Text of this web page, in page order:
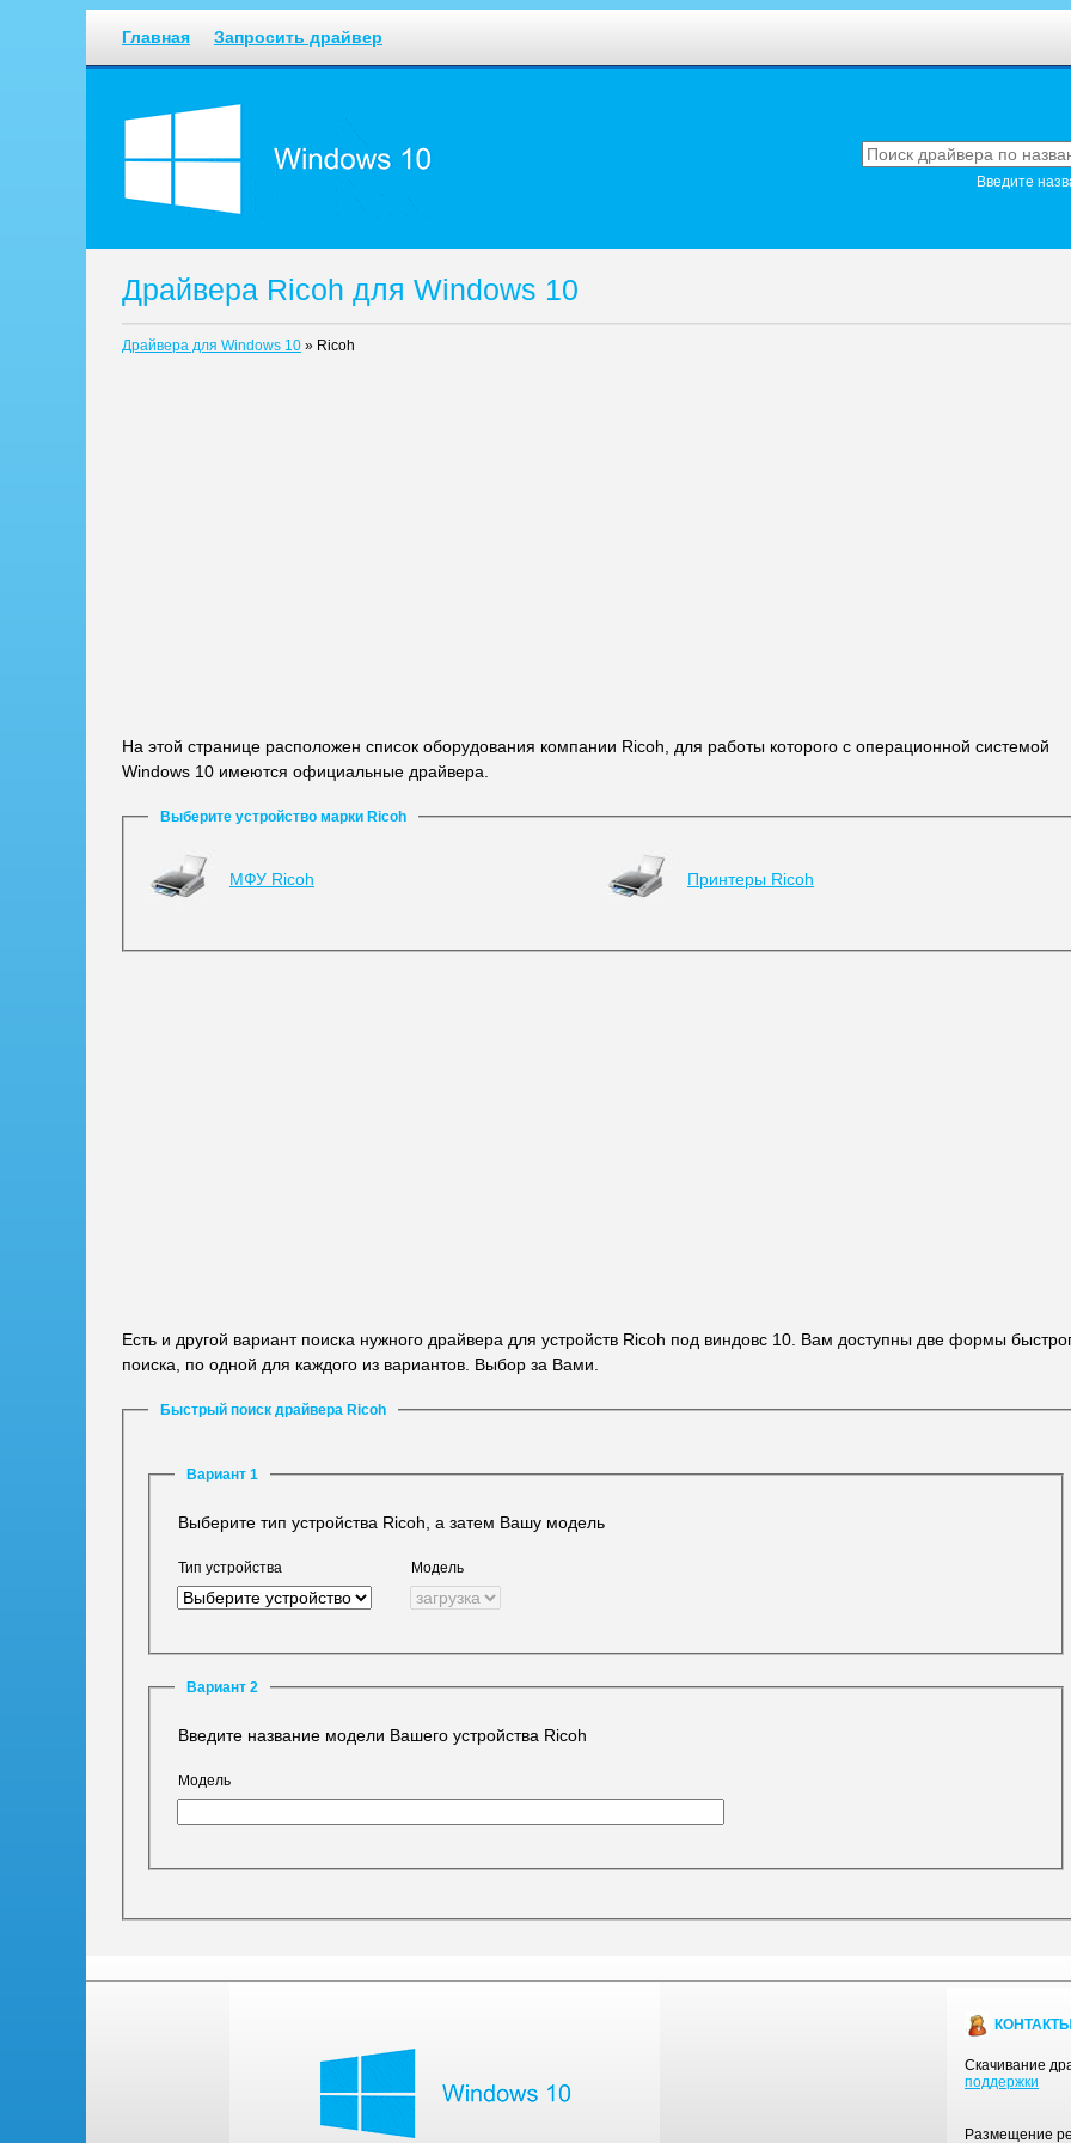
Главная Запросить драйвер
Введите
Драйвера Ricoh для Windows 10
Драйвера для Windows 10 » Ricoh
На этой странице расположен список оборудования компании Ricoh, для работы которого с операционной системой
Windows 10 имеются официальные драйвера.
Выберите устройство марки Ricoh
МФУ Ricoh Принтеры Ricoh
Есть и другой вариант поиска нужного драйвера для устройств Ricoh под виндовс 10. Вам доступны две формы
поиска, по одной для каждого из вариантов. Выбор за Вами.
Быстрый поиск драйвера Ricoh
Вариант 1
Выберите тип устройства Ricoh, а затем Вашу модель
Тип устройства Модель
Вариант 2
Введите название модели Вашего устройства Ricoh
Модель
Скачивание
поддержки
Размещение